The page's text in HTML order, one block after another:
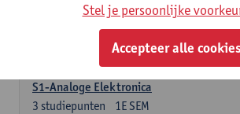
1-Basis digitale elektronica 1
studiepunten
Koen Lostrie
S1-Analoge Elektronica
1E SEM
3 studiepunten
Stel je persoonlijke
Accepteer alle cookies